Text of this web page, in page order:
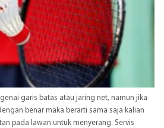
garis batas atau jaring net, namun jika
benar maka berarti sama saja kalian
pada lawan untuk menyerang. Servis